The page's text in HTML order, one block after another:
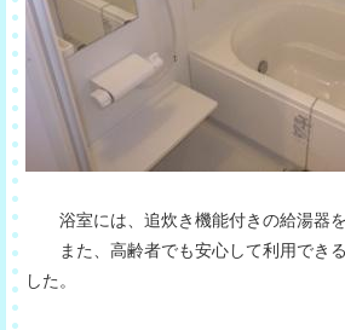
浴室には、追炊き機能付きの給湯器を
また、高齢者でも安心して利用できる
した。